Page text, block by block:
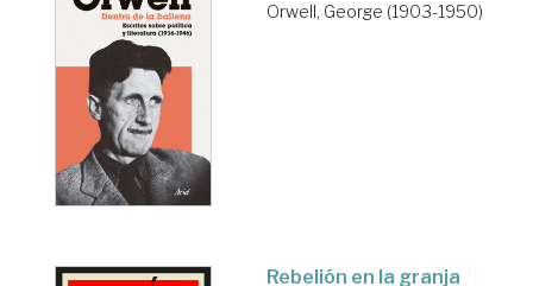
Orwell, George (1903-1950)
Rebelión en la granja